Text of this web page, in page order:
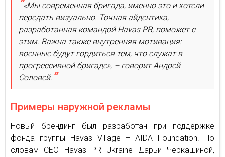
«Мы современная бригада, именно это и хотели
передать визуально. Точная айдентика,
разработанная командой Havas PR, поможет с
этим. Важна также внутренняя мотивация:
военные будут гордиться тем, что служат в
прогрессивной бригаде», – говорит Андрей
Соловей.
Примеры наружной рекламы
Новый брендинг был разработан при поддержке
фонда группы Havas Village – AIDA Foundation. По
словам СЕО Havas PR Ukraine Дарьи Черкашиной,